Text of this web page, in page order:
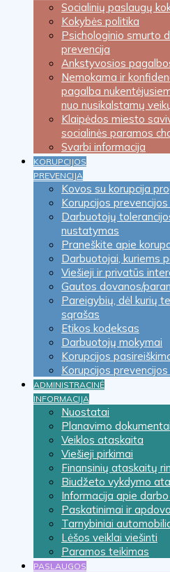
Socialinių paslaugų
Kokybės politika
Psichologinio smurto
prevencija
Ankstyvosios
Nemokama ir
pagalba
nuo nusikalstamų
Klaipėdos miesto
socialinės paramos
Svarbi informacija
KORUPCIJOS
PREVENCIJA
Kovos su korupcija
Korupcijos
Darbuotojų
nustatymas
Praneškite apie
Darbuotojai, kuriems
Viešieji ir privatūs
Gautos dovanos/
Pareigybių, dėl kurių
sąrašas
Etikos kodeksas
Darbuotojų mokymai
Korupcijos
Korupcijos
ADMINISTRACINĖ
INFORMACIJA
Nuostatai
Planavimo dokumentai
Veiklos ataskaita
Viešieji pirkimai
Finansinių ataskaitų
Biudžeto vykdymo
Informacija apie
Paskatinimai ir
Tarnybiniai
Lėšos veiklai viešinti
Paramos teikimas
PASLAUGOS